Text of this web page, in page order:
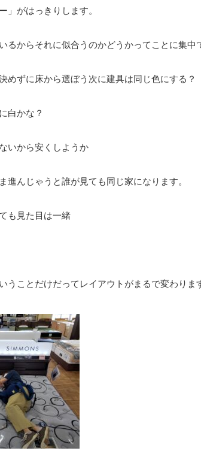
」がはっきりします。
るからそれに似合うのかどうかってことに集中
めずに床から選ぼう次に建具は同じ色にする？
白かな？
いから安くしようか
進んじゃうと誰が見ても同じ家になります。
も見た目は一緒
うことだけだってレイアウトがまるで変わりま